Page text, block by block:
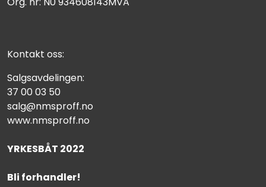
Kontakt oss:
Salgsavdelingen:
37 00 03 50
salg@nmsproff.no
www.nmsproff.no
YRKESBÅT 2022
Bli forhandler!